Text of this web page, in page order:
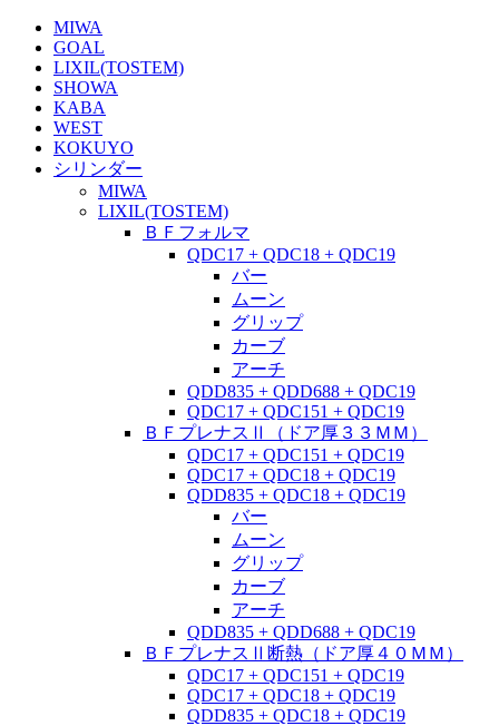
MIWA
GOAL
LIXIL(TOSTEM)
SHOWA
KABA
WEST
KOKUYO
シリンダー
MIWA
LIXIL(TOSTEM)
ＢＦフォルマ
QDC17 + QDC18 + QDC19
バー
ムーン
グリップ
カーブ
アーチ
QDD835 + QDD688 + QDC19
QDC17 + QDC151 + QDC19
ＢＦプレナスⅡ（ドア厚３３ＭＭ）
QDC17 + QDC151 + QDC19
QDC17 + QDC18 + QDC19
QDD835 + QDC18 + QDC19
バー
ムーン
グリップ
カーブ
アーチ
QDD835 + QDD688 + QDC19
ＢＦプレナスⅡ断熱（ドア厚４０ＭＭ）
QDC17 + QDC151 + QDC19
QDC17 + QDC18 + QDC19
QDD835 + QDC18 + QDC19